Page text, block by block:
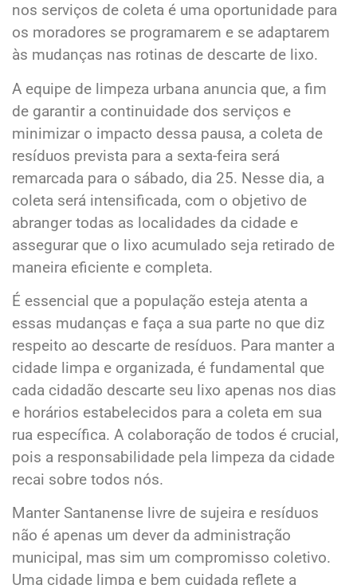
nos serviços de coleta é uma oportunidade para
os moradores se programarem e se adaptarem
às mudanças nas rotinas de descarte de lixo.
A equipe de limpeza urbana anuncia que, a fim
de garantir a continuidade dos serviços e
minimizar o impacto dessa pausa, a coleta de
resíduos prevista para a sexta-feira será
remarcada para o sábado, dia 25. Nesse dia, a
coleta será intensificada, com o objetivo de
abranger todas as localidades da cidade e
assegurar que o lixo acumulado seja retirado de
maneira eficiente e completa.
É essencial que a população esteja atenta a
essas mudanças e faça a sua parte no que diz
respeito ao descarte de resíduos. Para manter a
cidade limpa e organizada, é fundamental que
cada cidadão descarte seu lixo apenas nos dias
e horários estabelecidos para a coleta em sua
rua específica. A colaboração de todos é crucial,
pois a responsabilidade pela limpeza da cidade
recai sobre todos nós.
Manter Santanense livre de sujeira e resíduos
não é apenas um dever da administração
municipal, mas sim um compromisso coletivo.
Uma cidade limpa e bem cuidada reflete a